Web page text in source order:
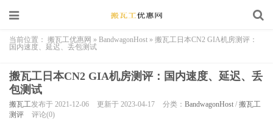
当前位置： 搬瓦工优惠网 » BandwagonHost » 搬瓦工日本CN2 GIA机房测评：
国内速度、延迟、丢包测试
搬瓦工日本CN2 GIA机房测评：国内速度、延迟、丢
包测试
搬瓦工发布于 2021-12-06 更新于 2023-04-17 分类： BandwagonHost / 搬瓦工
测评
评论(0)